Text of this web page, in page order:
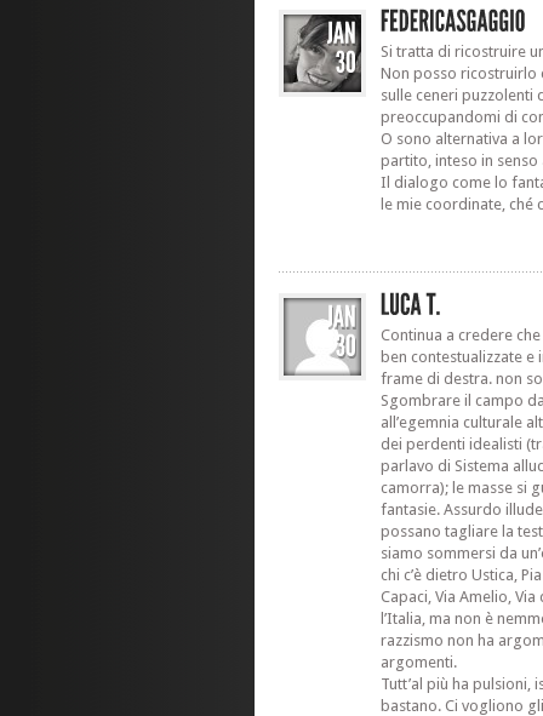
Si tratta di ricostruire
Non posso ricostruirlo
sulle ceneri puzzolenti
preoccupandomi di
O sono alternativa a
partito, inteso in
Il dialogo come lo
le mie coordinate, ché
Continua a credere
ben contestualizzate
frame di destra. non
Sgombrare il campo
all’egemnia culturale
dei perdenti idealisti
parlavo di Sistema
camorra); le masse si
fantasie. Assurdo
possano tagliare la
siamo sommersi da
chi c’è dietro Ustica,
Capaci, Via Amelio,
l’Italia, ma non è
razzismo non ha
argomenti.
Tutt’al più ha pulsioni,
bastano. Ci vogliono